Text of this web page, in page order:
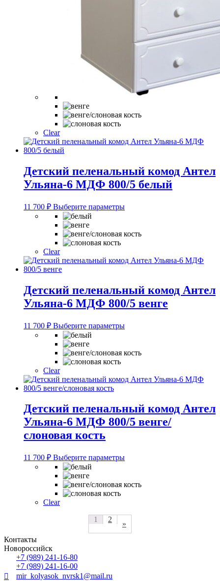
Clear
Детский пеленальный комод Антел
Ульяна-6 МДФ 800/5 белый
11 700 ₽ Выберите параметрыЭтот
несколько
можно
выбрать
странице
товара.
Clear
Детский пеленальный комод Антел
Ульяна-6 МДФ 800/5 венге
11 700 ₽ Выберите параметрыЭтот
несколько
можно
выбрать
странице
товара.
Clear
Детский пеленальный комод Антел
Ульяна-6 МДФ 800/5 венге/
слоновая кость
11 700 ₽ Выберите параметрыЭтот
несколько
выбрать
на
странице
Clear
1 2
»
Контакты
Новороссийск
+7 (989) 241-16-80
+7 (989) 241-16-00
mir_kolyasok_nvrsk1@mail.ru